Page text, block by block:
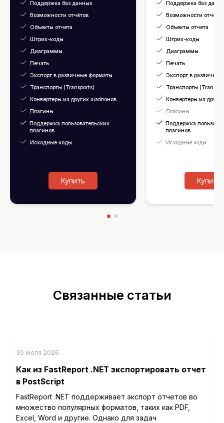
Поддержка баз данных
Возможности отчётов
Объекты отчета
Штрих-коды
Диаграммы
Печать
Экспорт в различные форматы
Транспорты (Transports)
Конвертеры из других шаблонов
Плагины
Поддержка пользовательских
плагинов
Исходные коды
Купить
Поддержка баз
Возможности отчётов
Объекты отчета
Штрих-коды
Диаграммы
Печать
Экспорт в
Транспорты
Конвертеры из
Плагины
Поддержка
плагинов
Исходные коды
Купить
Связанные статьи
30 июля 2026
Как из FastReport .NET экспортировать отчет
в PostScript
FastReport .NET поддерживает экспорт отчетов во
множество популярных форматов, таких как PDF,
Excel, Word и другие. Однако для задач